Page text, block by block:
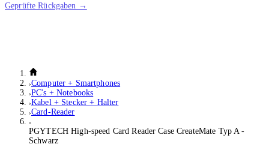
Geprüfte Rückgaben →
Computer + Smartphones
PC's + Notebooks
Kabel + Stecker + Halter
Card-Reader
PGYTECH High-speed Card Reader Case CreateMate Typ A -
Schwarz